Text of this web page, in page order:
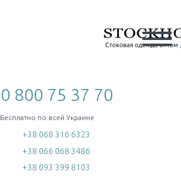
0 800 75 37 70
Бесплатно по всей Украине
+38 068 316 6323
+38 066 068 3486
+38 093 399 8103